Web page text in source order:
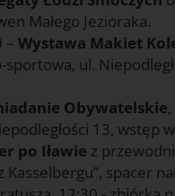
Małego Jezioraka.
– Wystawa Makiet
ul.
Obywatelskie
13, wstęp
po Iławie z
Kasselbergu”, spacer